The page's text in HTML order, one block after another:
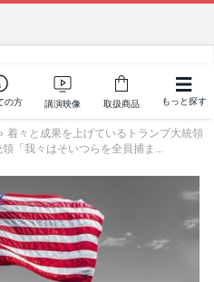
の方 講演映像 取扱商品 もっと探す
着々と成果を上げているトランプ大統領
「我々はそいつらを全員捕ま...